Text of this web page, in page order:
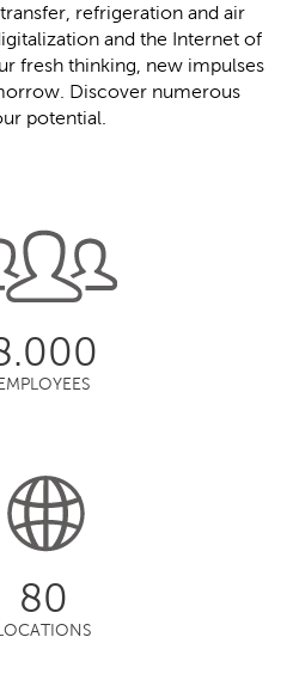
refrigeration and air
and the Internet of
fresh thinking, new impulses
Discover numerous
potential.
EMPLOYEES
80
LOCATIONS